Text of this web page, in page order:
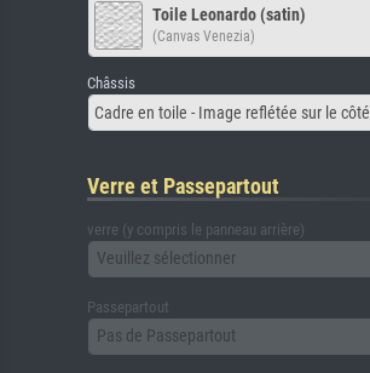
Toile Leonardo (satin)
(Canvas Venezia)
Châssis
Cadre en toile - Image reflétée sur le côté
Verre et Passepartout
verre (y compris le panneau arrière)
Veuillez sélectionner
Passepartout
Pas de Passepartout